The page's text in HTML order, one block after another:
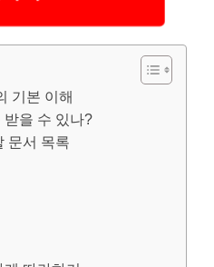
기본 이해
받을 수 있나?
문서 목록